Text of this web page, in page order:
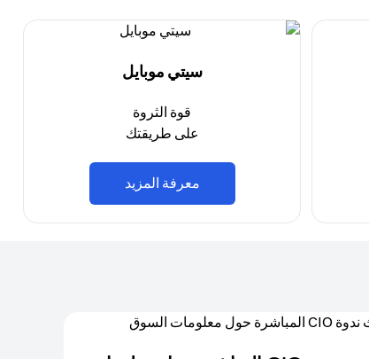
سيتي موبايل
قوة الثروة
على طريقتك
معرفة المزيد